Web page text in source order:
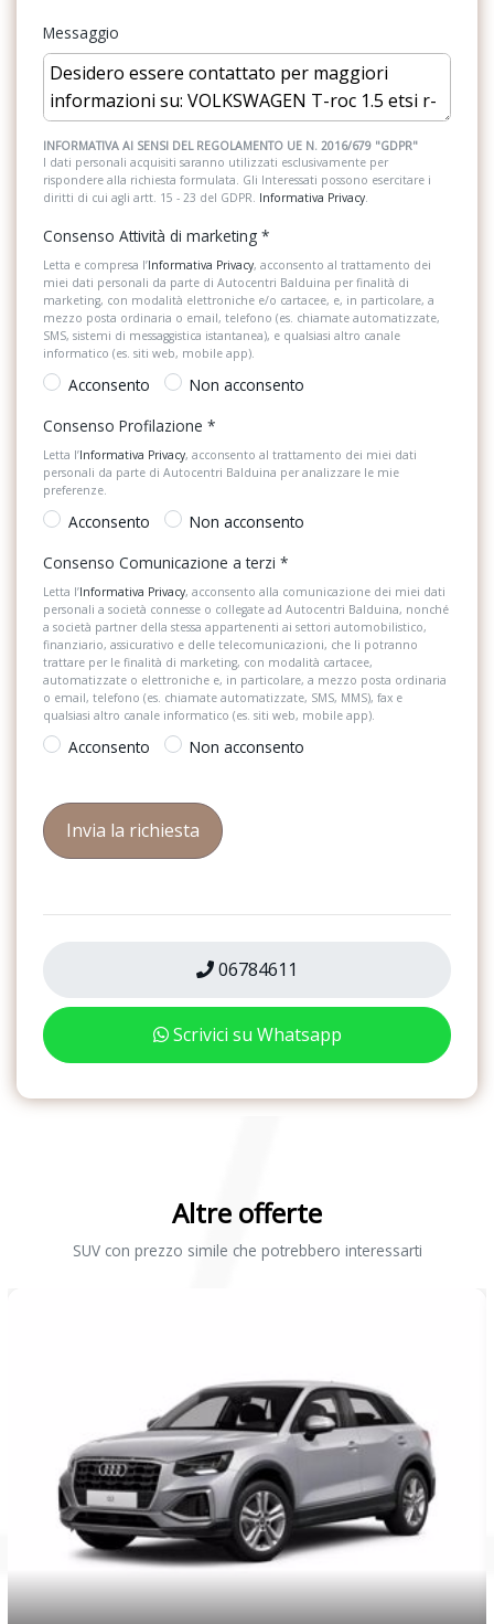
Radio DAB
Retrovisore interno auto-anabbagliante
Riconoscimento segnali stradali
Sedili anteriori sportivi
Sistema di apertura keyless
Sistema di assistenza al mantenimento della corsia
Sistema di chiamata d'emergenza
Sistema di ricarica wireless per smartphone
Sistema di riconoscimento stanchezza guidatore
Specchietti di cortesia
Specchietti retrovisori elettrici e riscaldabili
Start & Stop
Strumentazione digitale con display
Tappetini
Telecamera posteriore
USB
Vetri oscurati
Messaggio
INFORMATIVA AI SENSI DEL REGOLAMENTO UE N. 2016/679 "GDPR"
I dati personali acquisiti saranno utilizzati esclusivamente per
rispondere alla richiesta formulata. Gli Interessati possono esercitare i
diritti di cui agli artt. 15 - 23 del GDPR. Informativa Privacy.
Consenso Attività di marketing *
Letta e compresa l’Informativa Privacy, acconsento al trattamento dei
miei dati personali da parte di Autocentri Balduina per finalità di
marketing, con modalità elettroniche e/o cartacee, e, in particolare, a
mezzo posta ordinaria o email, telefono (es. chiamate automatizzate,
SMS, sistemi di messaggistica istantanea), e qualsiasi altro canale
informatico (es. siti web, mobile app).
Acconsento
Non acconsento
Consenso Profilazione *
Letta l’Informativa Privacy, acconsento al trattamento dei miei dati
personali da parte di Autocentri Balduina per analizzare le mie
preferenze.
Acconsento
Non acconsento
Consenso Comunicazione a terzi *
Letta l’Informativa Privacy, acconsento alla comunicazione dei miei dati
personali a società connesse o collegate ad Autocentri Balduina, nonché
a società partner della stessa appartenenti ai settori automobilistico,
finanziario, assicurativo e delle telecomunicazioni, che li potranno
trattare per le finalità di marketing, con modalità cartacee,
automatizzate o elettroniche e, in particolare, a mezzo posta ordinaria
o email, telefono (es. chiamate automatizzate, SMS, MMS), fax e
qualsiasi altro canale informatico (es. siti web, mobile app).
Acconsento Non acconsento
06784611
Scrivici su Whatsapp
Altre offerte
SUV con prezzo simile che potrebbero interessarti